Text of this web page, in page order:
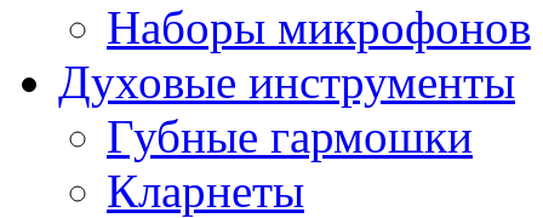
Наборы микрофонов
Духовые инструменты
Губные гармошки
Кларнеты